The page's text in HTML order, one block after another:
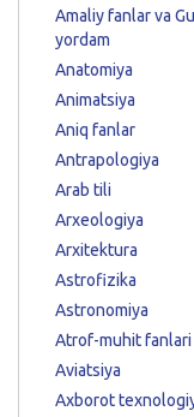
Amaliy fanlar va
yordam
Anatomiya
Animatsiya
Aniq fanlar
Antrapologiya
Arab tili
Arxeologiya
Arxitektura
Astrofizika
Astronomiya
Atrof-muhit fanlari
Aviatsiya
Axborot